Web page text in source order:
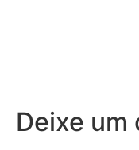
Deixe um